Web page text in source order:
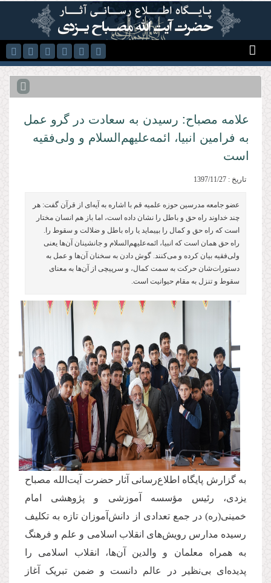
رفتن به محتوای اصلی
علامه مصباح: رسیدن به سعادت در گرو عمل
به فرامین انبیا، ائمه‌علیهم‌السلام و ولی‌فقیه
است
تاریخ : 1397/11/27
عضو جامعه مدرسین حوزه علمیه قم با اشاره به آیه‌ای از قرآن گفت: هر
چند خداوند راه حق و باطل را نشان داده است، اما باز هم انسان مختار
است که راه حق و کمال را بپیماید یا راه باطل و ضلالت و سقوط را.
راه حق همان است که انبیا، ائمه‌علیهم‌السلام و جانشینان آن‌ها یعنی
ولی‌فقیه بیان کرده و می‌کنند. گوش دادن به سخنان آن‌ها و عمل به
دستورات‌شان حرکت به سمت کمال، و سرپیچی از آن‌ها به معنای
سقوط و تنزل به مقام حیوانیت است.
به گزارش پایگاه اطلاع‌رسانی آثار حضرت آیت‌الله مصباح
یزدی، رئیس مؤسسه آموزشی و پژوهشی امام
خمینی(ره) در جمع تعدادی از دانش‌آموزان تازه به تکلیف
رسیده مدارس رویش‌های انقلاب اسلامی و علم و فرهنگ
به همراه معلمان و والدین آن‌ها، انقلاب اسلامی را
پدیده‌ای بی‌نظیر در عالم دانست و ضمن تبریک آغاز